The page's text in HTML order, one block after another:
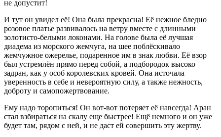
не допустит!
И тут он увидел её! Она была прекрасна! Её нежное бледно
розовое платье развивалось на ветру вместе с длинными
золотисто-белыми локонами. На голове была её лучшая
диадема из морского жемчуга, на шее поблёскивало
жемчужное ожерелье, подаренное им в знак любви. Её взор
был устремлён прямо перед собой, а подбородок высоко
задран, как у особ королевских кровей. Она источала
уверенность в себе и невероятную силу, а также нежность,
доброту и самопожертвование.
Ему надо торопиться! Он вот-вот потеряет её навсегда! Аран
стал взбираться на скалу еще быстрее! Ещё немного и он уже
будет там, рядом с ней, и не даст ей совершить эту жертву.